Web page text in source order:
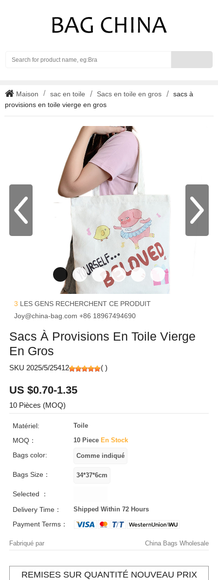
Maison sac en toile Sacs en toile en gros
sacs à
provisions en toile vierge en gros
3 LES GENS RECHERCHENT CE PRODUIT
Joy@china-bag.com +86 18967494690
Sacs À Provisions En Toile Vierge
En Gros
SKU 2025/5/25412 ( )
US $0.70-1.35
10 Pièces (MOQ)
Matériel: Toile
MOQ： 10 Piece En Stock
Bags color:
Bags Size：
Selected ：
Delivery Time：
Shipped Within 72 Hours
Payment Terms：
Fabriqué par China Bags Wholesale
REMISES SUR QUANTITÉ NOUVEAU PRIX